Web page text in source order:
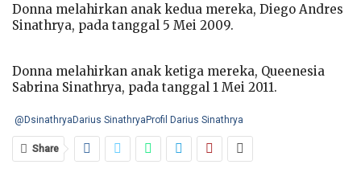
Donna melahirkan anak kedua mereka, Diego Andres
Sinathrya, pada tanggal 5 Mei 2009.
Donna melahirkan anak ketiga mereka, Queenesia
Sabrina Sinathrya, pada tanggal 1 Mei 2011.
@Dsinathrya Darius Sinathrya Profil Darius Sinathrya
Share